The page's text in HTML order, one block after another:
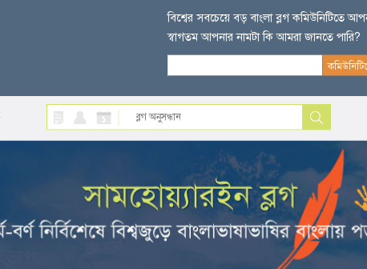
বিশ্বের সবচেয়ে বড় বাংলা ব্লগ কমিউনিটিতে
স্বাগতম আপনার নামটা কি আমরা জানতে পারি?